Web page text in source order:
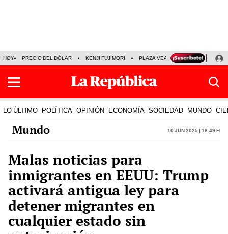
HOY PRECIO DEL DÓLAR KENJI FUJIMORI PLAZA VEA FERIADOS
LO ÚLTIMO POLÍTICA OPINIÓN ECONOMÍA SOCIEDAD MUNDO
Mundo 10 Jun 2025 | 16:49 h
Malas noticias para
inmigrantes en EEUU: Trump
activará antigua ley para
detener migrantes en
cualquier estado sin